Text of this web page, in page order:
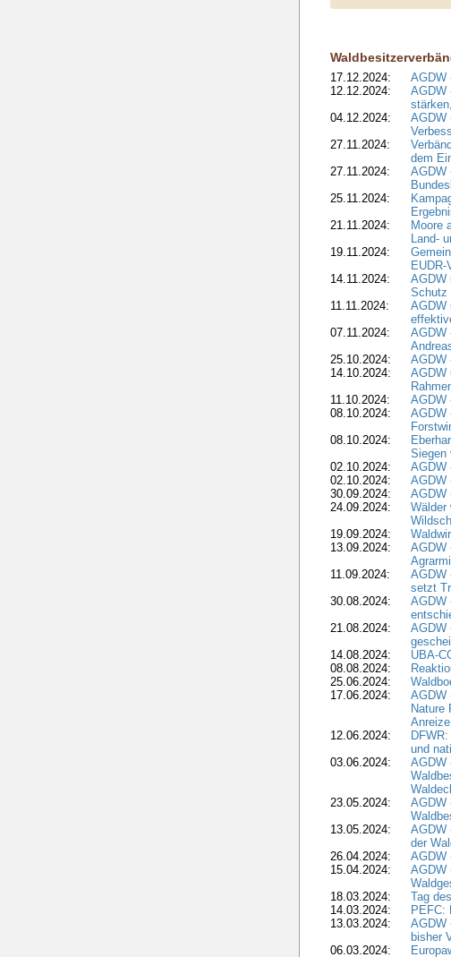
17.12.2024:
AGDW
12.12.2024:
AGDW
04.12.2024:
AGDW
27.11.2024:
dem
27.11.2024:
AGDW
25.11.2024:
21.11.2024:
Moore
Land-
19.11.2024:
14.11.2024:
AGDW
Schutz
11.11.2024:
AGDW
07.11.2024:
AGDW
25.10.2024:
AGDW
14.10.2024:
AGDW
11.10.2024:
AGDW
08.10.2024:
AGDW
08.10.2024:
Siegen
02.10.2024:
AGDW
02.10.2024:
AGDW
30.09.2024:
AGDW
24.09.2024:
Wälder
19.09.2024:
13.09.2024:
AGDW
11.09.2024:
AGDW
setzt
30.08.2024:
AGDW
21.08.2024:
AGDW
14.08.2024:
UBA-
08.08.2024:
25.06.2024:
17.06.2024:
AGDW
Nature
Anreize
12.06.2024:
und
03.06.2024:
AGDW
23.05.2024:
AGDW
13.05.2024:
AGDW
der
26.04.2024:
AGDW
15.04.2024:
AGDW
18.03.2024:
Tag
14.03.2024:
PEFC:
13.03.2024:
AGDW
bisher
06.03.2024: